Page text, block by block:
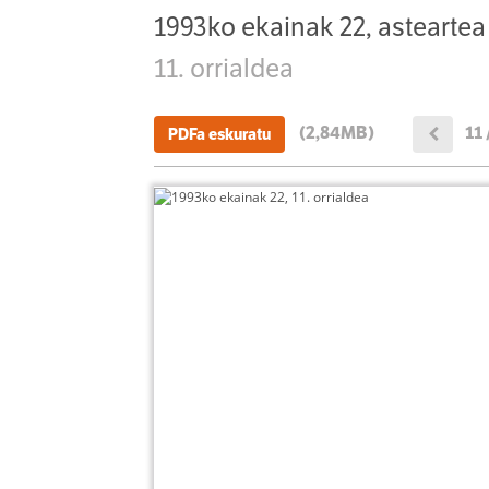
1993ko ekainak 22, asteartea
11. orrialdea
PDFa eskuratu (2,84MB) 11